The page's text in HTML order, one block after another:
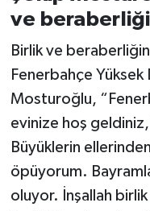
ve
Birlik ve
Fenerbahçe Yüksek
Mosturoğlu,
evinize hoş geldiniz,
Büyüklerin
öpüyorum.
oluyor. İnşallah